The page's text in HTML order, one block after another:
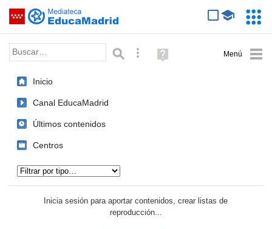
Saltar navegación
Palabra o frase: Búsqueda avanzada
Ayuda
(en
Inicio
Canal EducaMadrid
Últimos contenidos
Centros
Inicia sesión para aportar contenidos, crear listas de
reproducción...